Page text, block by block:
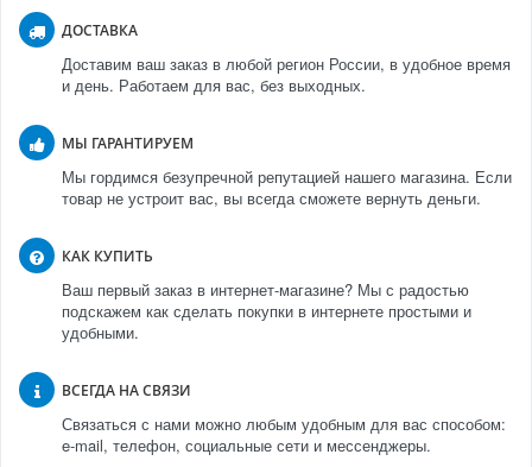
ДОСТАВКА
Доставим ваш заказ в любой регион России, в удобное время
и день. Работаем для вас, без выходных.
МЫ ГАРАНТИРУЕМ
Мы гордимся безупречной репутацией нашего магазина. Если
товар не устроит вас, вы всегда сможете вернуть деньги.
КАК КУПИТЬ
Ваш первый заказ в интернет-магазине? Мы с радостью
подскажем как сделать покупки в интернете простыми и
удобными.
ВСЕГДА НА СВЯЗИ
Связаться с нами можно любым удобным для вас способом:
e-mail, телефон, социальные сети и мессенджеры.